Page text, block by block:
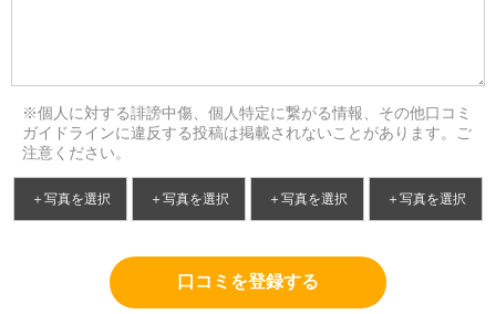
※個人に対する誹謗中傷、個人特定に繋がる情報、その他口コミ
ガイドラインに違反する投稿は掲載されないことがあります。ご
注意ください。
＋写真を選択 ＋写真を選択 ＋写真を選択 ＋写真を選択
口コミを登録する